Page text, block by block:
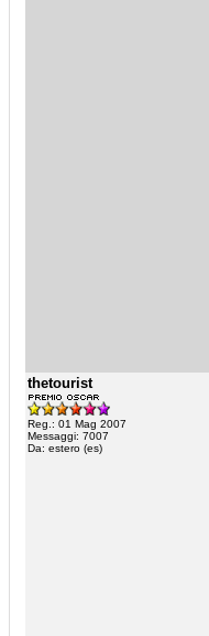
thetourist
Reg.: 01 Mag 2007
Messaggi: 7007
Da: estero (es)